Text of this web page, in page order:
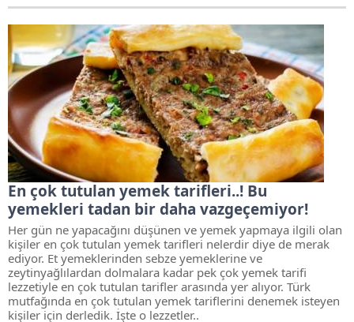
En çok tutulan yemek tarifleri..! Bu
yemekleri tadan bir daha vazgeçemiyor!
Her gün ne yapacağını düşünen ve yemek yapmaya ilgili olan
kişiler en çok tutulan yemek tarifleri nelerdir diye de merak
ediyor. Et yemeklerinden sebze yemeklerine ve
zeytinyağlılardan dolmalara kadar pek çok yemek tarifi
lezzetiyle en çok tutulan tarifler arasında yer alıyor. Türk
mutfağında en çok tutulan yemek tariflerini denemek isteyen
kişiler için derledik. İşte o lezzetler..